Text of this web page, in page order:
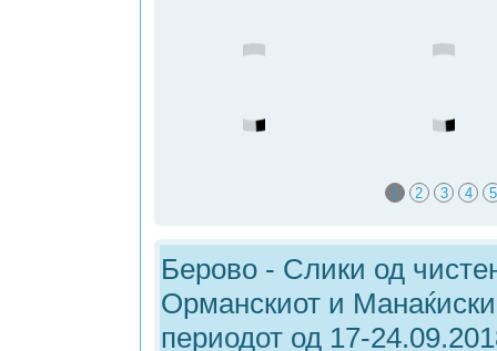
1 2 3 4 5
Берово - Слики од
Орманскиот и
периодот од 17-